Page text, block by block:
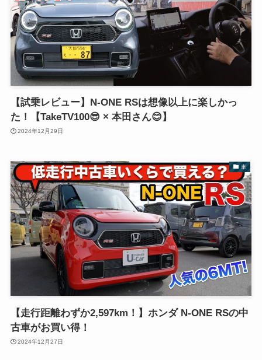
【試乗レビュー】N-ONE RSは想像以上に楽しかっ
た！【TakeTV100😎 × 本田さん😊】
2024年12月29日
車
【走行距離わずか2,597km！】ホンダ N-ONE RSの中
古車がお買い得！
2024年12月27日